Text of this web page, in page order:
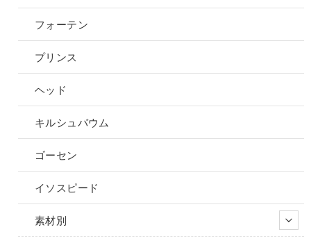
フォーテン
プリンス
ヘッド
キルシュバウム
ゴーセン
イソスピード
素材別